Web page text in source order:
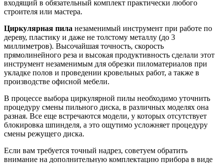
входящий в обязательный комплект практически любого
строителя или мастера.
Циркулярная пила незаменимый инструмент при работе по
дереву, пластику и даже не толстому металлу (до 3
миллиметров). Высочайшая точность, скорость
прямолинейного реза и высокая продуктивность сделали этот
инструмент незаменимым для обрезки пиломатериалов при
укладке полов и проведении кровельных работ, а также в
производстве офисной мебели.
В процессе выбора циркулярной пилы необходимо уточнить
процедуру смены пильного диска, в различных моделях она
разная. Все еще встречаются модели, у которых отсутствует
блокировка шпинделя, а это ощутимо усложняет процедуру
смены режущего диска.
Если вам требуется точный надрез, советуем обратить
внимание на дополнительную комплектацию прибора в виде